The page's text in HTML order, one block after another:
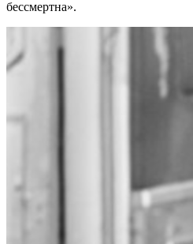
бессмертна».